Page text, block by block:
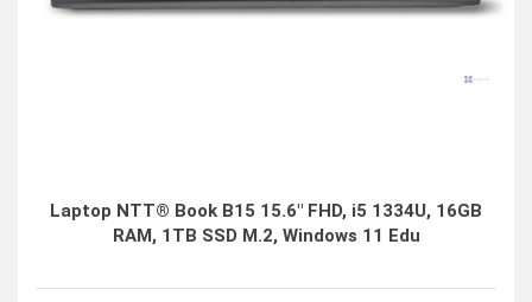
Laptop NTT® Book B15 15.6" FHD, i5 1334U, 16GB
RAM, 1TB SSD M.2, Windows 11 Edu